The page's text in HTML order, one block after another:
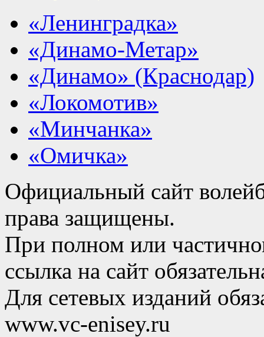
«Ленинградка»
«Динамо-Метар»
«Динамо» (Краснодар)
«Локомотив»
«Минчанка»
«Омичка»
Официальный сайт
права защищены.
При полном или
ссылка на сайт
Для сетевых изданий
www.vc-enisey.ru